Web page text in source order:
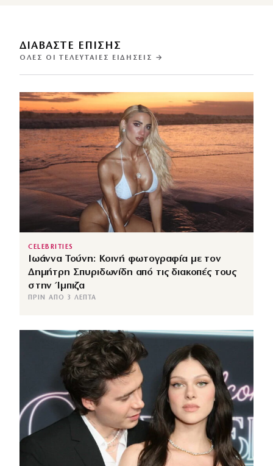
ΔΙΑΒΑΣΤΕ ΕΠΙΣΗΣ
ΌΛΕΣ ΟΙ ΤΕΛΕΥΤΑΊΕΣ ΕΙΔΉΣΕΙΣ →
CELEBRITIES
Ιωάννα Τούνη: Κοινή φωτογραφία με τον
Δημήτρη Σπυριδωνίδη από τις διακοπές τους
στην Ίμπιζα
ΠΡΙΝ ΑΠΌ 3 ΛΕΠΤΆ